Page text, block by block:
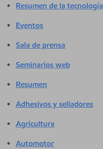
Resumen de la tecnología
Eventos
Sala de prensa
Seminarios web
Resumen
Adhesivos y selladores
Agricultura
Automotor